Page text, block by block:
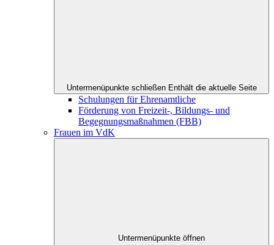
Untermenüpunkte schließen Enthält die aktuelle Seite
Schulungen für Ehrenamtliche
Förderung von Freizeit-, Bildungs- und
Begegnungsmaßnahmen (FBB)
Frauen im VdK
Untermenüpunkte öffnen